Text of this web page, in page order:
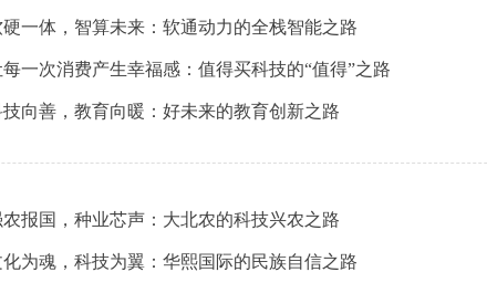
一体，智算未来：软通动力的全栈智能之路
一次消费产生幸福感：值得买科技的“值得”之路
向善，教育向暖：好未来的教育创新之路
报国，种业芯声：大北农的科技兴农之路
为魂，科技为翼：华熙国际的民族自信之路